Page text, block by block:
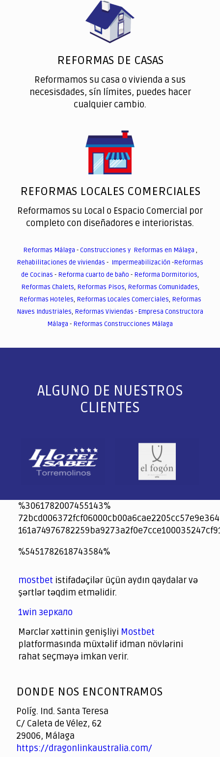
REFORMAS DE CASAS
Reformamos su casa o vivienda a sus
necesisdades, sín límites, puedes hacer
cualquier cambio.
REFORMAS LOCALES COMERCIALES
Reformamos su Local o Espacio Comercial por
completo con diseñadores e interioristas.
Reformas Málaga -Construcciones y Reformas en Málaga ,
Rehabilitaciones de viviendas - Impermeabilización -Reformas
de Cocinas - Reforma cuarto de baño - Reforma Dormitorios,
Reformas Chalets, Reformas Pisos, Reformas Comunidades,
Reformas Hoteles, Reformas Locales Comerciales, Reformas
Naves Industriales, Reformas Viviendas -Empresa Constructora
Málaga - Reformas Construcciones Málaga
ALGUNO DE NUESTROS
CLIENTES
%3061782007455143%
jeetcity
1xbet
jeet city casino
%5451782618743584%
spintiger
Avabet
Spinrise
Crown Green
Crowngreen casino login
슈가 러쉬1000 슬롯
crazy time casino online
1xcasinozambia.com
codingworldnews.com
parimatch.kr
winorio
winorio casino
winorio
mostbet istifadəçilər üçün aydın qaydalar və
şərtlər təqdim etməlidir.
1win зеркало
Mərclər xəttinin genişliyi Mostbet
platformasında müxtəlif idman növlərini
rahat seçməyə imkan verir.
of
DONDE NOS ENCONTRAMOS
Políg. Ind. Santa Teresa
C/ Caleta de Vélez, 62
29006, Málaga
https://dragonlinkaustralia.com/